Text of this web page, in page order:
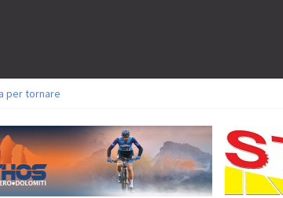
per tornare
Grossmann e Gallis. Signorelli 5^ la migliore tra gli italiani
l’ultima sfida agonistica di una leggendaria storia
il secondo argento azzurro a Monteceneri